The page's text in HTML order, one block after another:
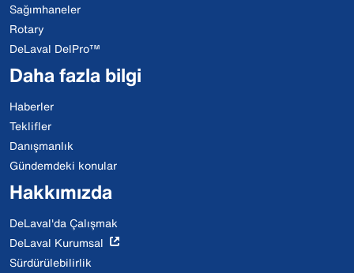
Sağımhaneler
Rotary
DeLaval DelPro™
Daha fazla bilgi
Haberler
Teklifler
Danışmanlık
Gündemdeki konular
Hakkımızda
DeLaval'da Çalışmak
DeLaval Kurumsal
Sürdürülebilirlik